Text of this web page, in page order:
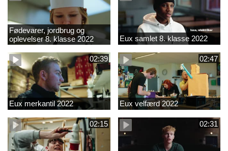
Fødevarer, jordbrug og
oplevelser 8. klasse 2022
Eux samlet 8. klasse 2022
02:39
Eux merkantil 2022
02:47
Eux velfærd 2022
02:15 02:31